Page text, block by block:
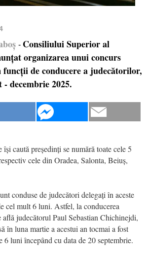
- Consiliului Superior al
organizarea unui concurs
de conducere a judecătorilor,
decembrie 2025.
își caută președinți se numără toate cele 5
cele din Oradea, Salonta, Beiuș,
conduse de judecători delegați în aceste
cel mult 6 luni. Astfel, la conducerea
află judecătorul Paul Sebastian Chichinejdi,
în luna martie a acestui an tocmai a fost
6 luni începând cu data de 20 septembrie.